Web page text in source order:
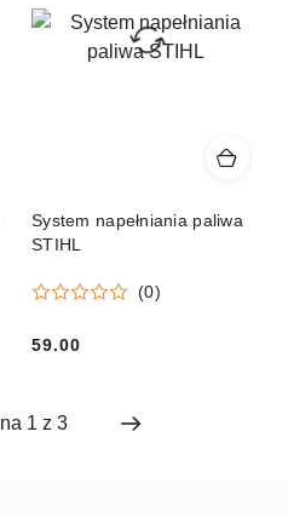
System napełniania paliwa
STIHL
(0)
Cena:
59.00